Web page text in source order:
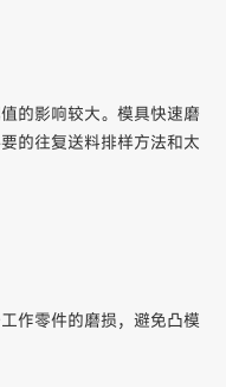
的影响较大。模具快速磨
的往复送料排样方法和太
作零件的磨损，避免凸模